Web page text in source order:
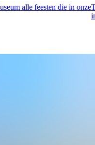
alle feesten die in onze